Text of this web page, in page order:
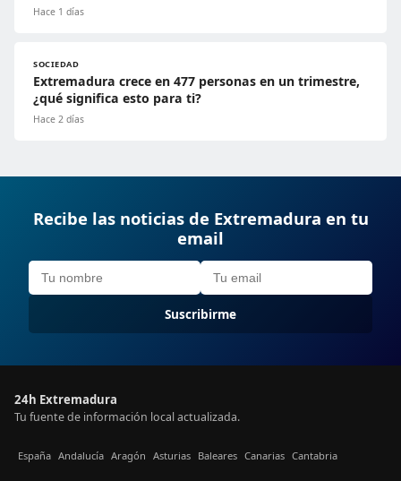
Hace 1 días
SOCIEDAD
Extremadura crece en 477 personas en un trimestre,
¿qué significa esto para ti?
Hace 2 días
Recibe las noticias de Extremadura en tu
email
Suscribirme
24h Extremadura
Tu fuente de información local actualizada.
España Andalucía Aragón Asturias Baleares Canarias Cantabria